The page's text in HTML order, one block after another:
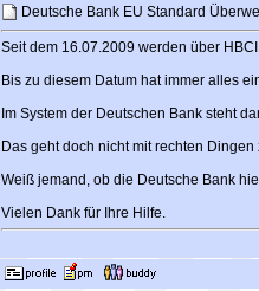
Deutsche Bank EU Standard
Seit dem 16.07.2009 werden über
Bis zu diesem Datum hat immer alles
Im System der Deutschen Bank steht
Das geht doch nicht mit rechten Dingen
Weiß jemand, ob die Deutsche Bank
Vielen Dank für Ihre Hilfe.